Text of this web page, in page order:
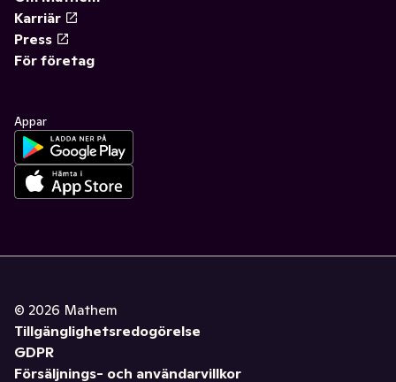
Karriär
Press
För företag
Appar
© 2026 Mathem
Tillgänglighetsredogörelse
GDPR
Försäljnings- och användarvillkor